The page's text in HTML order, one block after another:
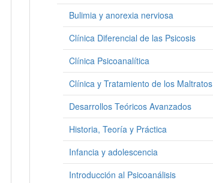
Bulimia y anorexia nerviosa
Clínica Diferencial de las Psicosis
Clínica Psicoanalítica
Clínica y Tratamiento de los Maltratos
Desarrollos Teóricos Avanzados
Historia, Teoría y Práctica
Infancia y adolescencia
Introducción al Psicoanálisis